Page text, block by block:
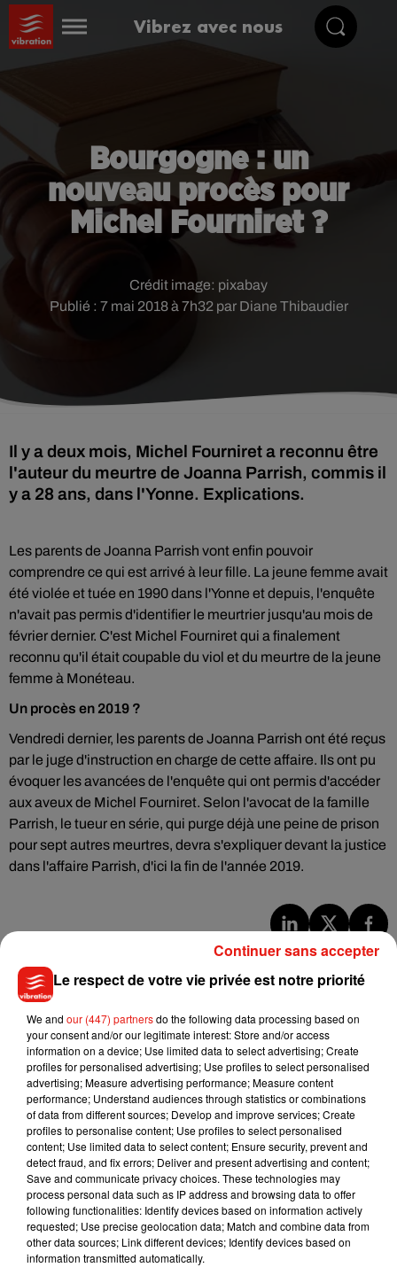
Vibrez avec nous
Bourgogne : un
nouveau procès pour
Michel Fourniret ?
Publié : 7 mai 2018 à 7h32 par Diane Thibaudier
Crédit image: pixabay
Il y a deux mois, Michel Fourniret a reconnu être
l'auteur du meurtre de Joanna Parrish, commis il
y a 28 ans, dans l'Yonne. Explications.
Les parents de Joanna Parrish vont enfin pouvoir
comprendre ce qui est arrivé à leur fille. La jeune femme avait
été violée et tuée en 1990 dans l'Yonne et depuis, l'enquête
n'avait pas permis d'identifier le meurtrier jusqu'au mois de
février dernier. C'est Michel Fourniret qui a finalement
reconnu qu'il était coupable du viol et du meurtre de la jeune
femme à Monéteau.
Un procès en 2019 ?
Vendredi dernier, les parents de Joanna Parrish ont été reçus
par le juge d'instruction en charge de cette affaire. Ils ont pu
évoquer les avancées de l'enquête qui ont permis d'accéder
aux aveux de Michel Fourniret. Selon l'avocat de la famille
Parrish, le tueur en série, qui purge déjà une peine de prison
pour sept autres meurtres, devra s'expliquer devant la justice
dans l'affaire Parrish, d'ici la fin de l'année 2019.
7 août 2026
Julien Lieb s’essaye à la vie de chatelain
dans son nouveau clip
7 août 2026
Madonna sort enfin le remix de « Love
Sensation » avec Kylie Minogue
Tayc et Didi B dévoilent le single le plus
dansant de l’année
Le respect de votre vie privée est notre priorité
We and our (447) partnersdo the following data processing based on
your consent and/or our legitimate interest: Store and/or access
information on a device; Use limited data to select advertising; Create
profiles for personalised advertising; Use profiles to select personalised
advertising; Measure advertising performance; Measure content
performance; Understand audiences through statistics or combinations
of data from different sources; Develop and improve services; Create
profiles to personalise content; Use profiles to select personalised
content; Use limited data to select content; Ensure security, prevent and
detect fraud, and fix errors; Deliver and present advertising and content;
Save and communicate privacy choices. These technologies may
process personal data such as IP address and browsing data to offer
following functionalities: Identify devices based on information actively
requested; Use precise geolocation data; Match and combine data from
other data sources; Link different devices; Identify devices based on
information transmitted automatically.
Continuer sans accepter